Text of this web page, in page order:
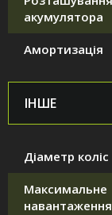
акумулятора
Амортизація
ІНШЕ
Діаметр коліс
Максимальне
навантаження